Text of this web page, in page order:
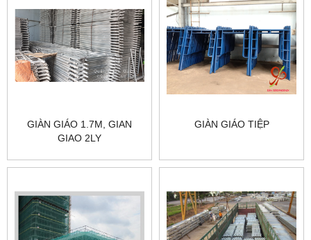
GIÀN GIÁO 1.7M, GIAN
GIAO 2LY
GIÀN GIÁO TIỆP